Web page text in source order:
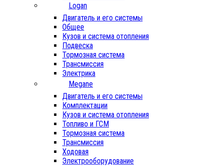
Logan
Двигатель и его системы
Общее
Кузов и система отопления
Подвеска
Тормозная система
Трансмиссия
Электрика
Megane
Двигатель и его системы
Комплектации
Кузов и система отопления
Топливо и ГСМ
Тормозная система
Трансмиссия
Ходовая
Электрооборудование